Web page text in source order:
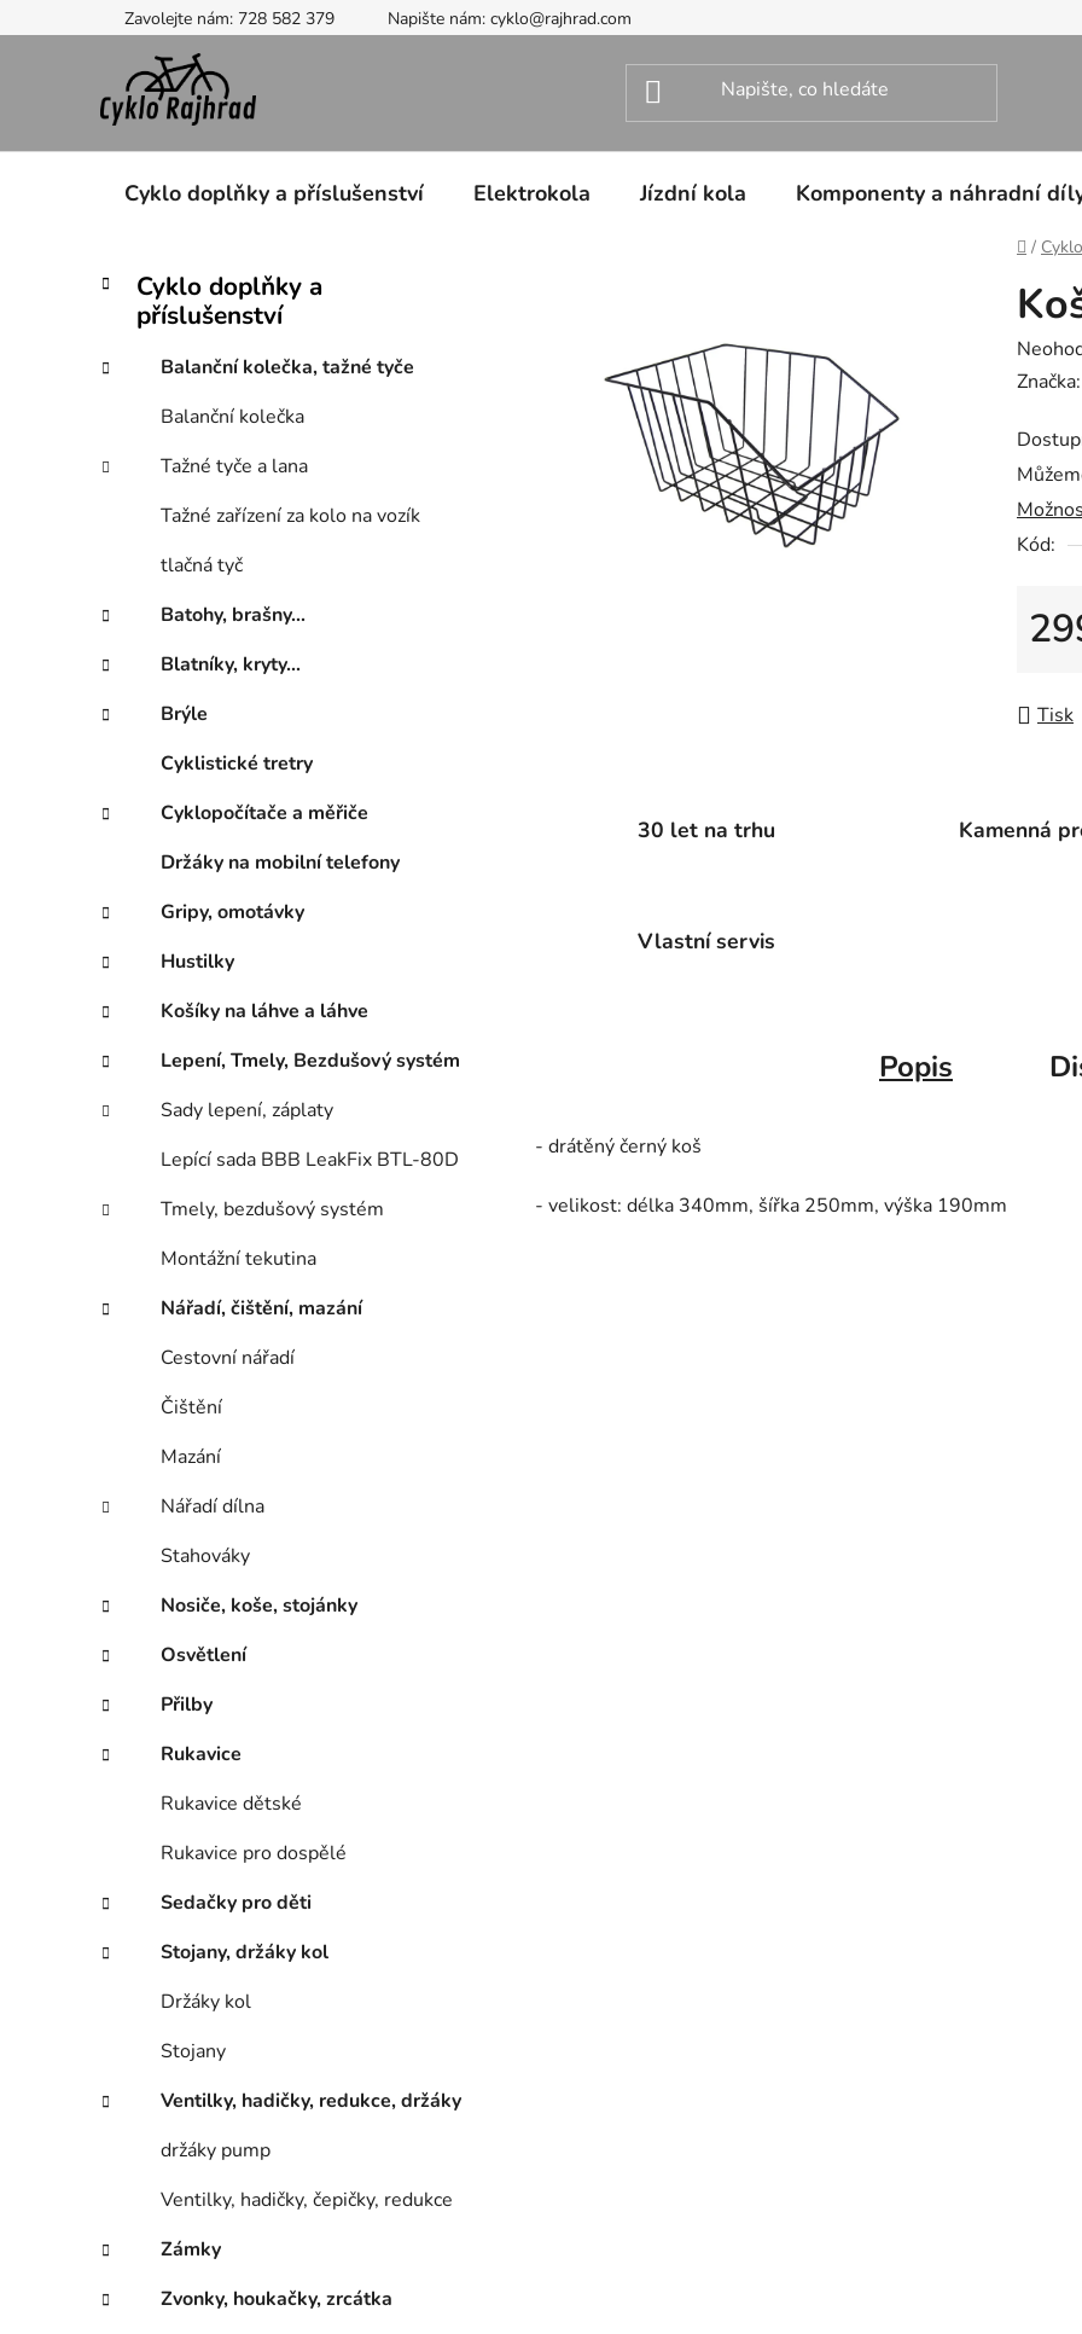
na
Zavolejte nám: 728 582 379 Napište nám: cyklo@rajhrad.com
Cyklo doplňky a příslušenství Elektrokola Jízdní kola Komponenty a náhradní
Domů
/
P
t
n
n
e
l
Přeskočit
kategorie
K
a
g
i
e
Cyklo doplňky a
příslušenství
Balanční kolečka, tažné tyče
Balanční kolečka
Tažné tyče a lana
Tažné zařízení za kolo na vozík
tlačná tyč
Batohy, brašny...
Blatníky, kryty...
Brýle
Cyklistické tretry
Cyklopočítače a měřiče
Držáky na mobilní telefony
Gripy, omotávky
Hustilky
Košíky na láhve a láhve
Lepení, Tmely, Bezdušový systém
Sady lepení, záplaty
Lepící sada BBB LeakFix BTL-80D
Tmely, bezdušový systém
Montážní tekutina
Nářadí, čištění, mazání
Cestovní nářadí
Čištění
Mazání
Nářadí dílna
Stahováky
Nosiče, koše, stojánky
Osvětlení
Přilby
Rukavice
Rukavice dětské
Rukavice pro dospělé
Sedačky pro děti
Stojany, držáky kol
Držáky kol
Stojany
Ventilky, hadičky, redukce, držáky
držáky pump
Ventilky, hadičky, čepičky, redukce
Zámky
Zvonky, houkačky, zrcátka
je
0,0
z
5
Značka:
Kód:
Tisk
30 let na trhu Kamenná
Vlastní servis
Popis
- drátěný černý koš
- velikost: délka 340mm, šířka 250mm, výška 190mm